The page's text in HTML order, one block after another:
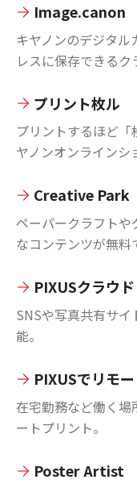
Image.canon
キヤノンのデジタ
レスに保存できるク
プリント枚ル
プリントするほど
ヤノンオンラインシ
Creative Park
ペーパークラフトや
なコンテンツが無料
PIXUSクラウ
SNSや写真共有サ
能。
PIXUSでリモ
在宅勤務など働く場
ートプリント。
Poster Artist